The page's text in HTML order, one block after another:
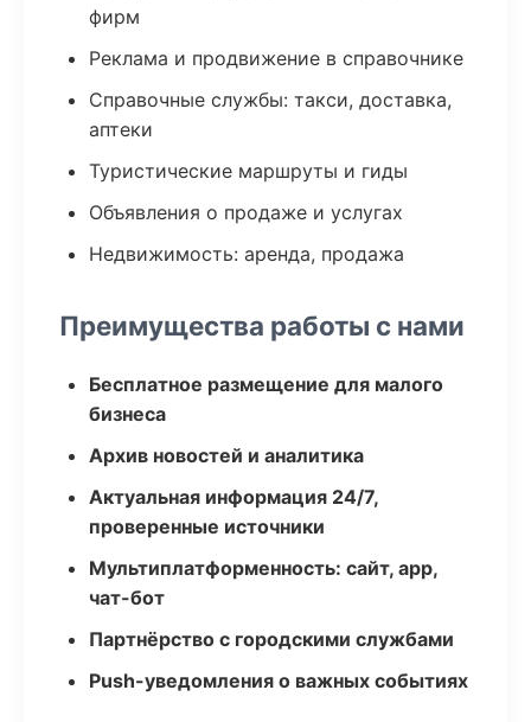
фирм
Реклама и продвижение в справочнике
Справочные службы: такси, доставка,
аптеки
Туристические маршруты и гиды
Объявления о продаже и услугах
Недвижимость: аренда, продажа
Преимущества работы с нами
Бесплатное размещение для малого
бизнеса
Архив новостей и аналитика
Актуальная информация 24/7,
проверенные источники
Мультиплатформенность: сайт, app,
чат-бот
Партнёрство с городскими службами
Push-уведомления о важных событиях